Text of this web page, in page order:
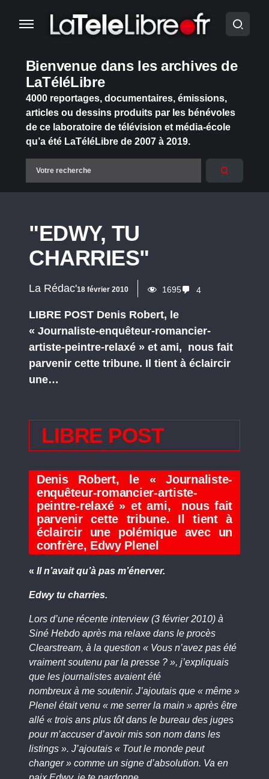
Bienvenue dans les archives de
LaTéléLibre
4000 reportages, documentaires, émissions,
articles ou dessins produits par les bénévoles
de ce laboratoire de télévision et média-école
qu’a été LaTéléLibre de 2007 à 2019.
"EDWY, TU
CHARRIES"
La Rédac'18 février 2010 1695 4
LIBRE POST Denis Robert, le
« Journaliste-enquêteur-romancier-
artiste-peintre-relaxé » et ami, nous fait
parvenir cette tribune. Il tient à éclaircir
une…
LIBRE POST
Denis Robert, le « Journaliste-
enquêteur-romancier-artiste-
peintre-relaxé » et ami, nous fait
parvenir cette tribune. Il tient à
éclaircir une polémique avec un
confrère, Edwy Plenel
« Il n’avait qu’à pas m’énerver.
Edwy tu charries.
Lors d’une récente interview (3 février 2010) à
Siné Hebdo après ma relaxe dans le procès
Clearstream, à la question « Vous n’avez pas été
vraiment soutenu par la presse ? », j’expliquais
que les journalistes avaient été
nombreux à me soutenir. J’ajoutais que « même »
Plenel était venu « me serrer la main » après être
allé « trois ans plus tôt dans le bureau des juges
pour m’accuser d’avoir mis son nom dans les
listings ». J’ajoutais « Tout le monde peut
changer » comme un signe d’absolution. Va en